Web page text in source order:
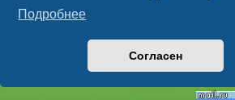
Подробнее
Согласен
Time: 0.046s| Peak Memory Usage: 2.15 МБ |
© phpBB Guru, 2004—2026
Powered by
Style byArtodia